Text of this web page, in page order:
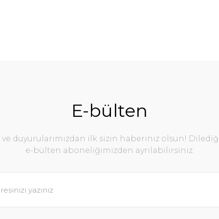
E-bülten
ve duyurularımızdan ilk sizin haberiniz olsun!
e-bülten aboneliğimizden ayrılabilirsiniz.